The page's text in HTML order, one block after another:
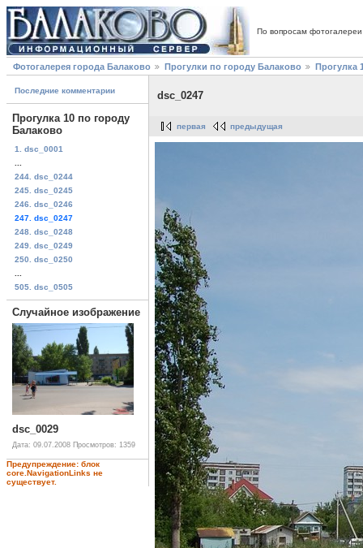
По вопросам
Фотогалерея города Балаково Прогулки по городу Балаково Прогулка
Последние комментарии
Прогулка 10 по городу
Балаково
1. dsc_0001
244. dsc_0244
245. dsc_0245
246. dsc_0246
247. dsc_0247
248. dsc_0248
249. dsc_0249
250. dsc_0250
505. dsc_0505
Случайное изображение
dsc_0029
Дата: 09.07.2008 Просмотров: 1359
Предупреждение: блок
core.NavigationLinks не
существует.
dsc_0247
первая предыдущая